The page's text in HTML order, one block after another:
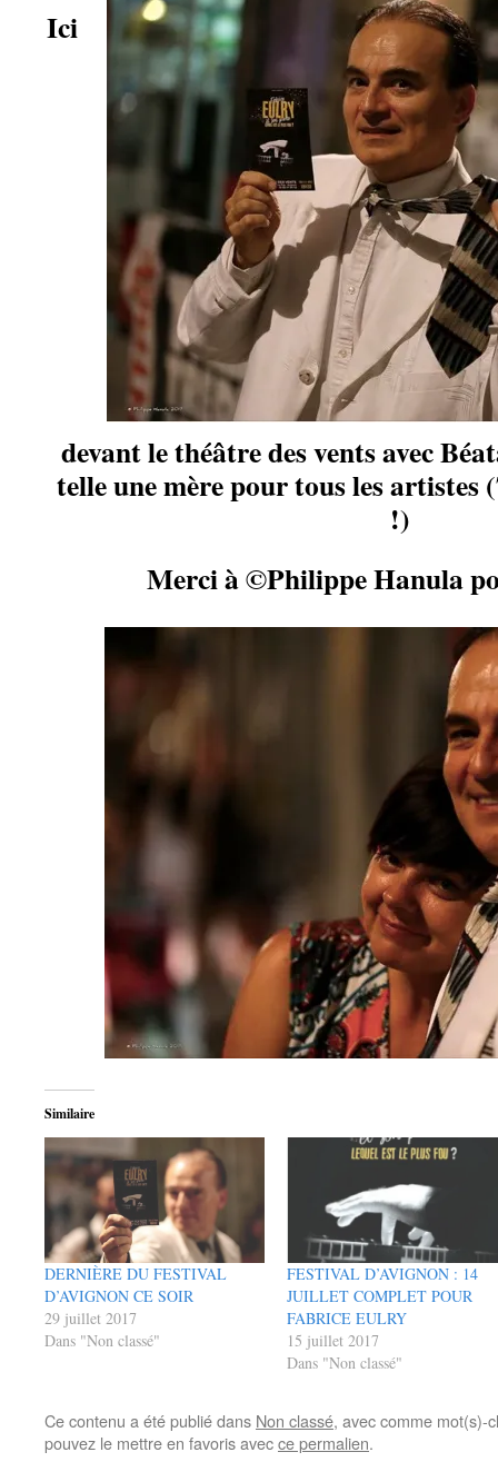
Ici
devant le théâtre des vents avec
telle une mère pour tous les artistes
!)
Merci à ©Philippe Hanula
Similaire
DERNIÈRE DU FESTIVAL
D’AVIGNON CE SOIR
29 juillet 2017
Dans "Non classé"
FESTIVAL D’AVIGNON : 14
JUILLET COMPLET POUR
FABRICE EULRY
15 juillet 2017
Dans "Non classé"
Ce contenu a été publié dans Non classé, avec comme mot(s)-
pouvez le mettre en favoris avecce permalien.